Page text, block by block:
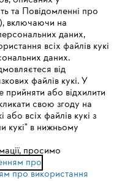
світу STIHL
розсилку новин
зараз
NICHT
nicht unterstützen. Für
wir Ihnen, zu
та Повідомленні про
включаючи на
даних,
всіх файлів кукі
даних.
від
файлів кукі. У
прийняти або відхилити
свою згоду на
всіх файлів кукі з
кукі" в нижньому
просимо
про
про використання